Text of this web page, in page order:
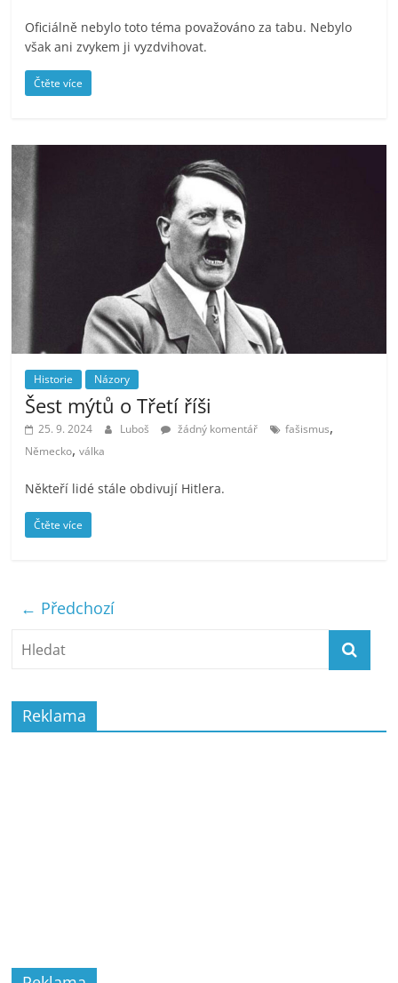
Oficiálně nebylo toto téma považováno za tabu. Nebylo
však ani zvykem ji vyzdvihovat.
Čtěte více
Historie Názory
Šest mýtů o Třetí říši
25. 9. 2024 Luboš žádný komentář fašismus,
Německo,válka
Někteří lidé stále obdivují Hitlera.
Čtěte více
← Předchozí
Reklama